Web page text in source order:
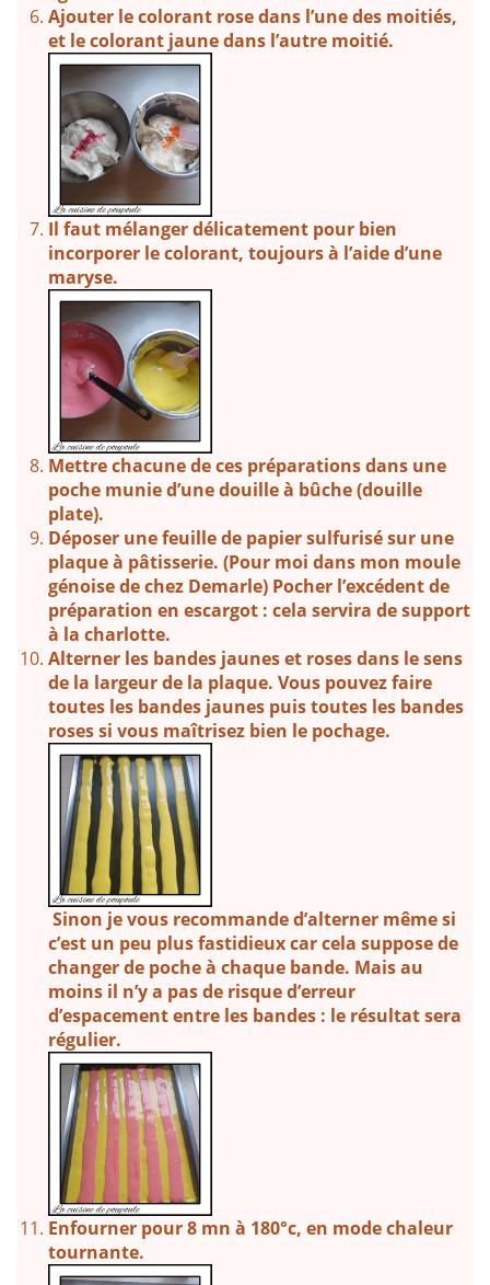
Ajouter le colorant rose dans l’une des moitiés,
et le colorant jaune dans l’autre moitié.
Il faut mélanger délicatement pour bien
incorporer le colorant, toujours à l’aide d’une
maryse.
Mettre chacune de ces préparations dans une
poche munie d’une douille à bûche (douille
plate).
Déposer une feuille de papier sulfurisé sur une
plaque à pâtisserie. (Pour moi dans mon moule
génoise de chez Demarle) Pocher l’excédent de
préparation en escargot : cela servira de support
à la charlotte.
Alterner les bandes jaunes et roses dans le sens
de la largeur de la plaque. Vous pouvez faire
toutes les bandes jaunes puis toutes les bandes
roses si vous maîtrisez bien le pochage.
Sinon je vous recommande d’alterner même si
c’est un peu plus fastidieux car cela suppose de
changer de poche à chaque bande. Mais au
moins il n’y a pas de risque d’erreur
d’espacement entre les bandes : le résultat sera
régulier.
Enfourner pour 8 mn à 180°c, en mode chaleur
tournante.